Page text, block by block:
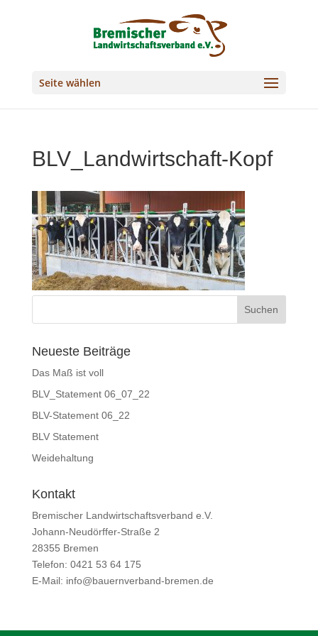
Seite wählen
BLV_Landwirtschaft-Kopf
Neueste Beiträge
Das Maß ist voll
BLV_Statement 06_07_22
BLV-Statement 06_22
BLV Statement
Weidehaltung
Kontakt
Bremischer Landwirtschaftsverband e.V.
Johann-Neudörffer-Straße 2
28355 Bremen
Telefon: 0421 53 64 175
E-Mail: info@bauernverband-bremen.de